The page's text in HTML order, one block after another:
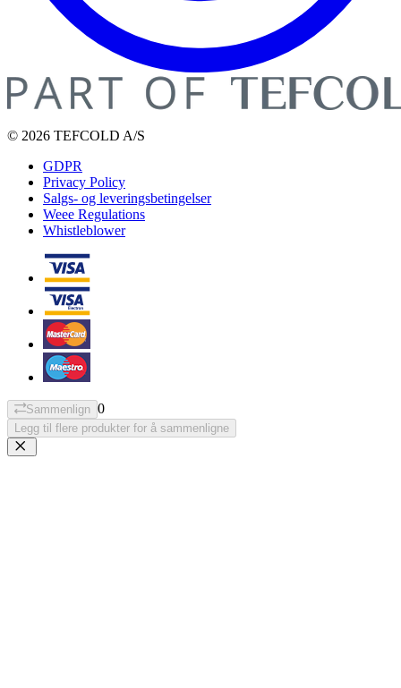
© 2026 TEFCOLD A/S
GDPR
Privacy Policy
Salgs- og leveringsbetingelser
Weee Regulations
Whistleblower
Sammenlign 0
Legg til flere produkter for å sammenligne